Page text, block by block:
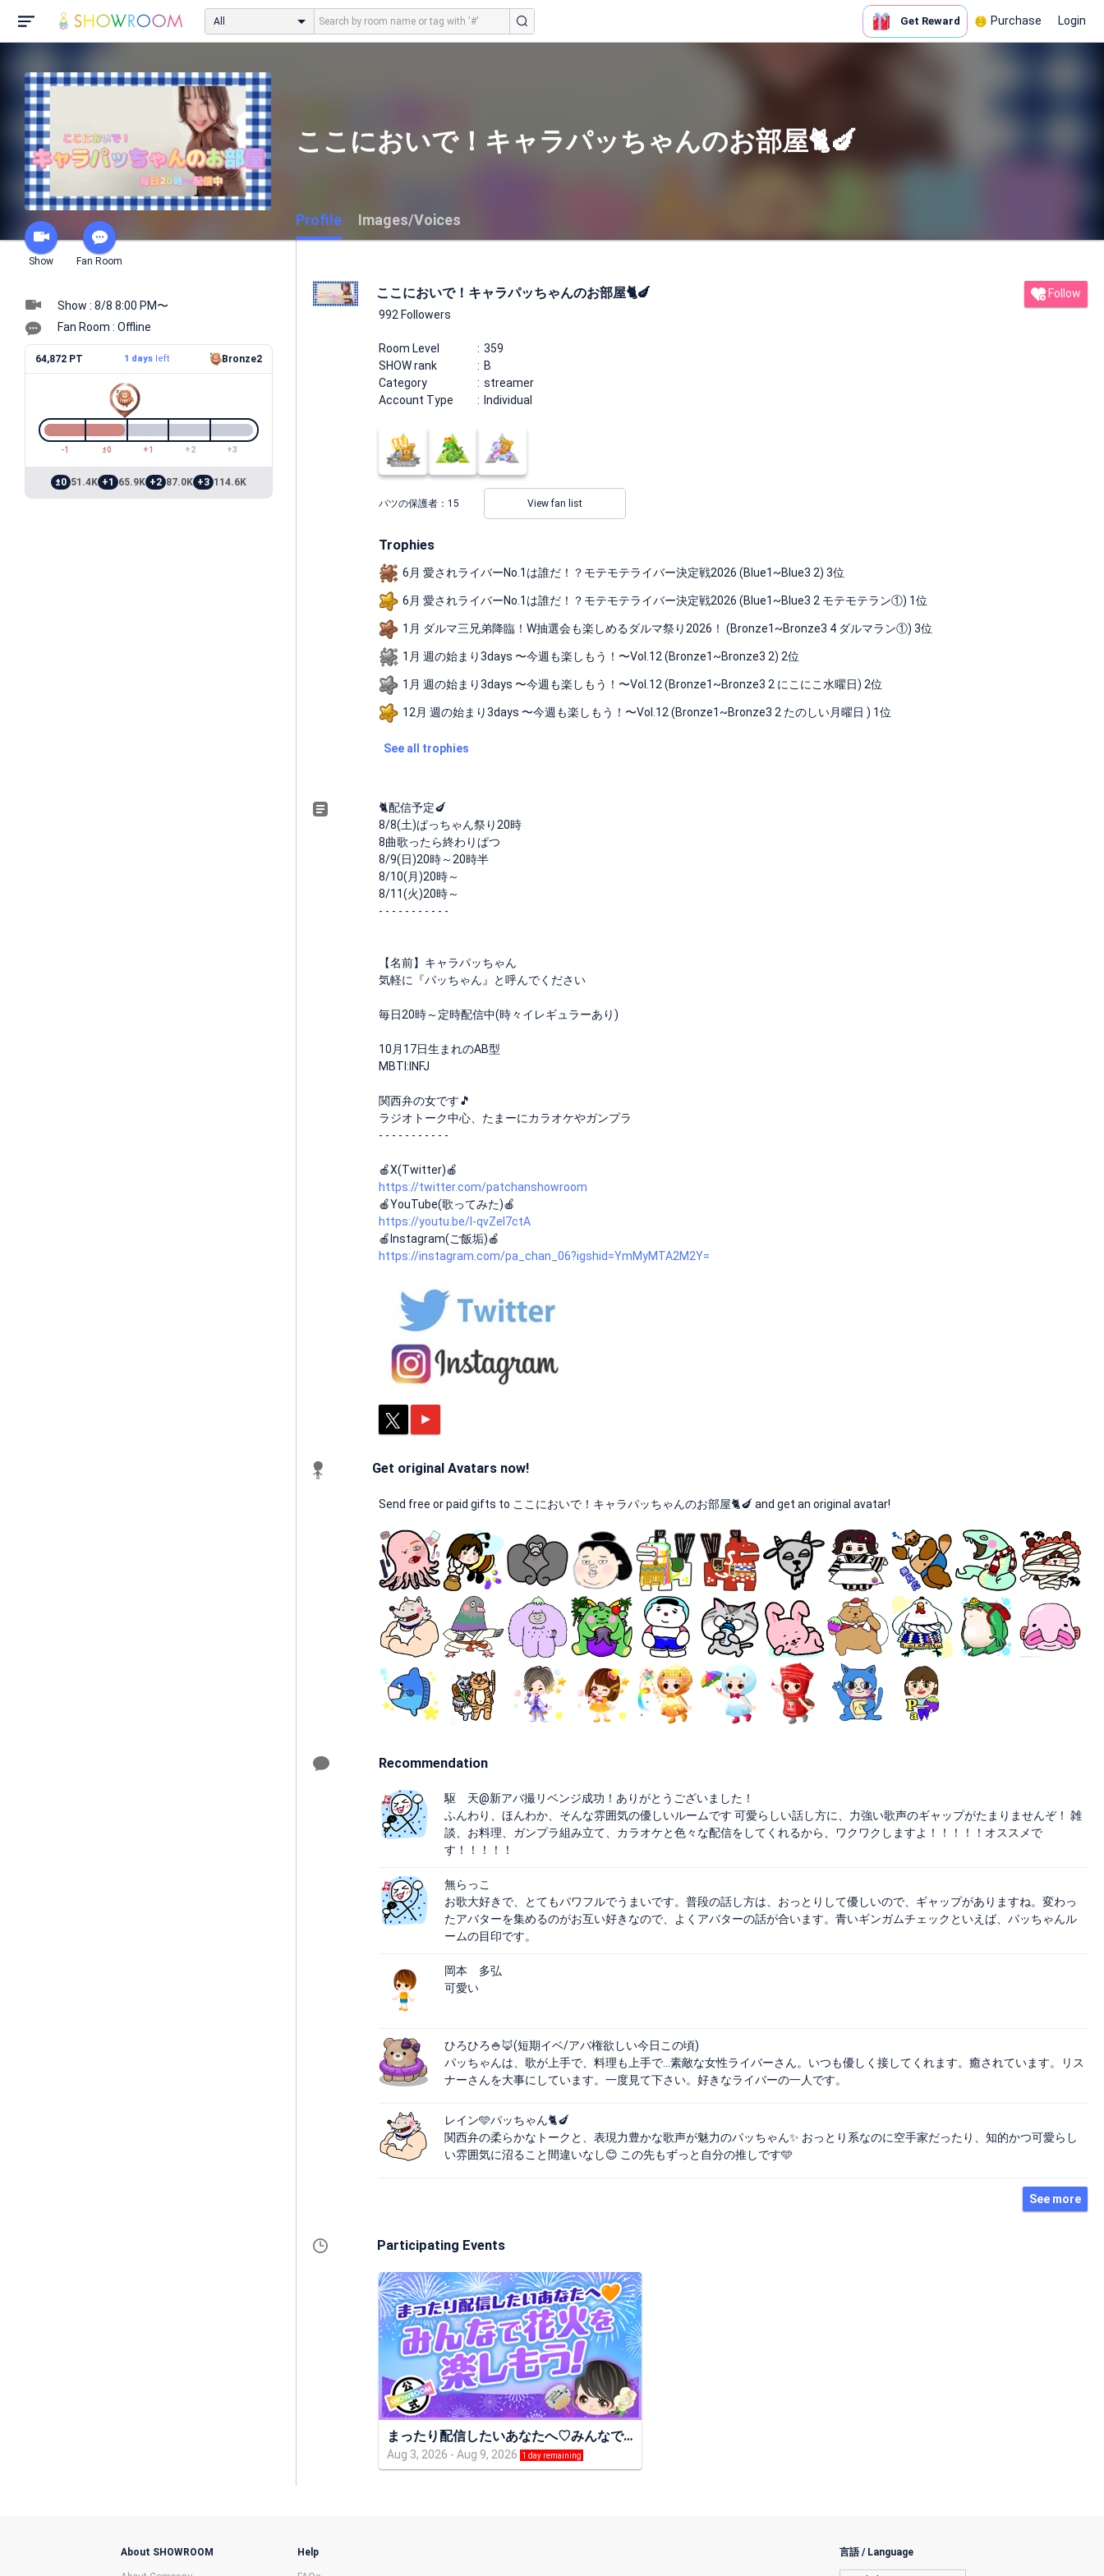
All Get Reward Purchase Login
Show Fan Room
ここにおいで！キャラパッちゃんのお部屋🐈🍆
Profile Images/Voices
Show : 8/8 8:00 PM〜
Fan Room : Offline
64,872 PT 1 daysleft Bronze2
-1 ±0 +1 +2 +3
±0 51.4K +1 65.9K +2 87.0K +3 114.6K
ここにおいで！キャラパッちゃんのお部屋🐈🍆
992 Followers
Follow
Room Level
359
SHOW rank
B
Category
streamer
Account Type
Individual
パツの保護者： 15 View fan list
Trophies
6月 愛されライバーNo.1は誰だ！？モテモテライバー決定戦2026 (Blue1~Blue3 2) 3位
6月 愛されライバーNo.1は誰だ！？モテモテライバー決定戦2026 (Blue1~Blue3 2 モテモテラン①) 1位
1月 ダルマ三兄弟降臨！W抽選会も楽しめるダルマ祭り2026！ (Bronze1~Bronze3 4 ダルマラン①) 3位
1月 週の始まり3days 〜今週も楽しもう！〜Vol.12 (Bronze1~Bronze3 2) 2位
1月 週の始まり3days 〜今週も楽しもう！〜Vol.12 (Bronze1~Bronze3 2 にこにこ水曜日) 2位
12月 週の始まり3days 〜今週も楽しもう！〜Vol.12 (Bronze1~Bronze3 2 たのしい月曜日 ) 1位
See all trophies
🐈配信予定🍆
8/8(土)ぱっちゃん祭り20時
8曲歌ったら終わりぱつ
8/9(日)20時～20時半
8/10(月)20時～
8/11(火)20時～
- - - - - - - - - - -
【名前】キャラパッちゃん
気軽に『パッちゃん』と呼んでください
毎日20時～定時配信中(時々イレギュラーあり)
10月17日生まれのAB型
MBTI:INFJ
関西弁の女です🎵
ラジオトーク中心、たまーにカラオケやガンプラ
- - - - - - - - - - -
🍎X(Twitter)🍎
https://twitter.com/patchanshowroom
🍎YouTube(歌ってみた)🍎
https://youtu.be/I-qvZel7ctA
🍎Instagram(ご飯垢)🍎
https://instagram.com/pa_chan_06?igshid=YmMyMTA2M2Y=
Get original Avatars now!
Send free or paid gifts to ここにおいで！キャラパッちゃんのお部屋🐈🍆 and get an original avatar!
Recommendation
駆 天@新アバ撮リベンジ成功！ありがとうございました！
ふんわり、ほんわか、そんな雰囲気の優しいルームです 可愛らしい話し方に、力強い歌声のギャップがたまりませんぞ！ 雑
談、お料理、ガンプラ組み立て、カラオケと色々な配信をしてくれるから、ワクワクしますよ！！！！！オススメで
す！！！！！
無らっこ
お歌大好きで、とてもパワフルでうまいです。普段の話し方は、おっとりして優しいので、ギャップがありますね。変わっ
たアバターを集めるのがお互い好きなので、よくアバターの話が合います。青いギンガムチェックといえば、パッちゃんル
ームの目印です。
岡本 多弘
可愛い
ひろひろ🍚🦊(短期イベ/アバ権欲しい今日この頃)
パッちゃんは、歌が上手で、料理も上手で…素敵な女性ライバーさん。いつも優しく接してくれます。癒されています。リス
ナーさんを大事にしています。一度見て下さい。好きなライバーの一人です。
レイン🩵パッちゃん🐈🍆
関西弁の柔らかなトークと、表現力豊かな歌声が魅力のパッちゃん✨ おっとり系なのに空手家だったり、知的かつ可愛らし
い雰囲気に沼ること間違いなし😊 この先もずっと自分の推しです🩵
See more
Participating Events
まったり配信したいあなたへ♡みんなで
花火を楽しもう！vol.292
Aug 3, 2026 - Aug 9, 2026 1 day remaining
About SHOWROOM Help 言語 / Language